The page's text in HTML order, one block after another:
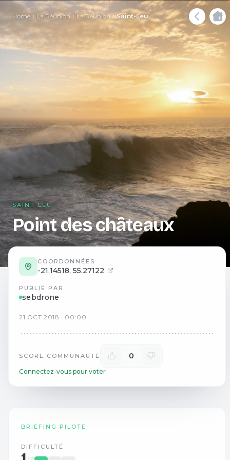
Home La Réunion La Réunion Saint-Leu
SAINT-LEU
Point des châteaux
COORDONNÉES
-21.14518, 55.27122
PUBLIÉ PAR
sebdrone
21 OCT 2018 · 00:00
SCORE COMMUNAUTÉ 0
Connectez-vous pour voter
BRIEFING PILOTE
DIFFICULTÉ